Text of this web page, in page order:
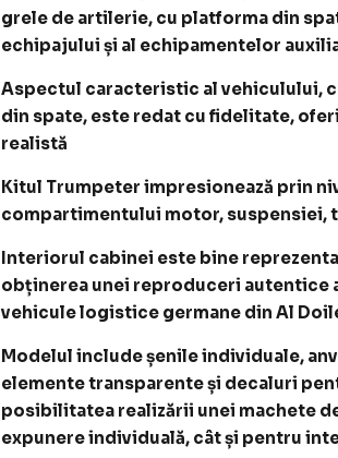
grele de artilerie, cu platforma din
echipajului și al echipamentelor
Aspectul caracteristic al vehiculului,
din spate, este redat cu fidelitate,
realistă
Kitul Trumpeter impresionează prin
compartimentului motor, suspensiei,
Interiorul cabinei este bine
obținerea unei reproduceri autentice
vehicule logistice germane din Al
Modelul include șenile individuale,
elemente transparente și decaluri
posibilitatea realizării unei machete
expunere individuală, cât și pentru